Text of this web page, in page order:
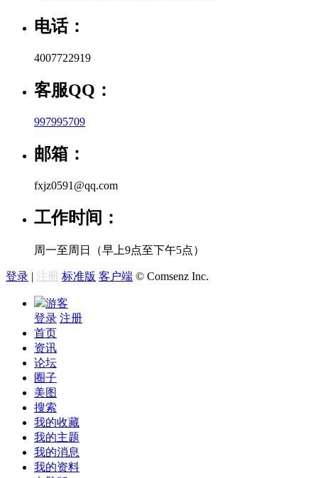
电话：
4007722919
客服QQ：
997995709
邮箱：
fxjz0591@qq.com
工作时间：
周一至周日（早上9点至下午5点）
登录 | 注册 标准版 客户端 © Comsenz Inc.
游客
登录 注册
首页
资讯
论坛
圈子
美图
搜索
我的收藏
我的主题
我的消息
我的资料